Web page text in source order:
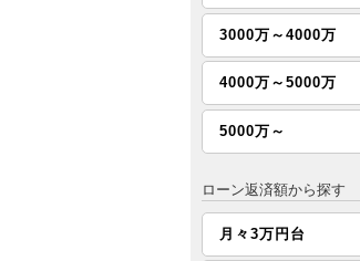
3000万～4000万
4000万～5000万
5000万～
ローン返済額から探す
月々3万円台